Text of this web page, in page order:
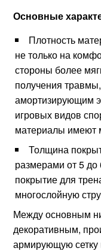
Основные
Плотность
не только на
стороны более
получения
амортизирующим
игровых видов
материалы имеют
Толщина
размерами от 5
покрытие для
многослойную
Между основным
декоративным,
армирующую сетку